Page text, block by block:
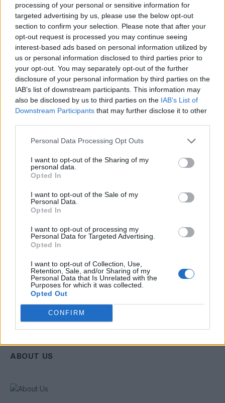
processing of your personal or sensitive information for
targeted advertising by us, please use the below opt-out
section to confirm your selection. Please note that after your
opt-out request is processed you may continue seeing
interest-based ads based on personal information utilized by
us or personal information disclosed to third parties prior to
your opt-out. You may separately opt-out of the further
disclosure of your personal information by third parties on the
IAB’s list of downstream participants. This information may
also be disclosed by us to third parties on the IAB’s List of
Downstream Participants that may further disclose it to other
Personal Data Processing Opt Outs
I want to opt-out of the Sharing of my
personal data.
Opted In
I want to opt-out of the Sale of my
Personal Data.
Opted In
I want to opt-out of processing my
Personal Data for Targeted Advertising.
Opted In
I want to opt-out of Collection, Use,
Retention, Sale, and/or Sharing of my
Personal Data that Is Unrelated with the
Purposes for which it was collected.
Opted Out
CONFIRM
ΥΠΕΝ: Διευρύνεται ο κατάλογος των
Προστατευόμενων Τοπίων σε 12
4 Αυγούστου 2026
Newsletter Citygen.gr
της Πολιτικής Προστασίας, του ESG, του Green
Business και των ΟΤΑ
ABOUT US